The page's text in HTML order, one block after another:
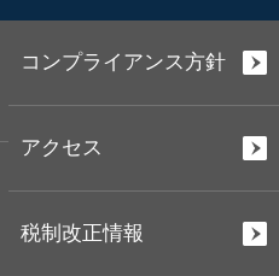
コンプライアンス方針
アクセス
税制改正情報